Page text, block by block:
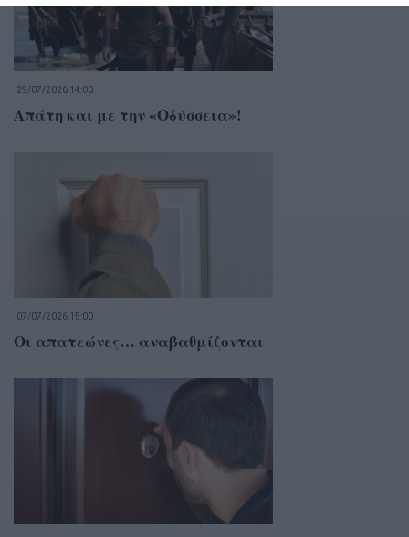
29/07/2026 14:00
Απάτη και με την «Οδύσσεια»!
07/07/2026 15:00
Οι απατεώνες… αναβαθμίζονται